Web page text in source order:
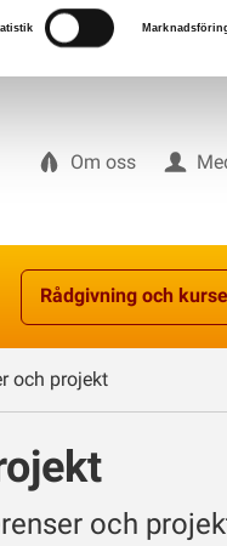
Om oss
Rådgivning och
och projekt
och